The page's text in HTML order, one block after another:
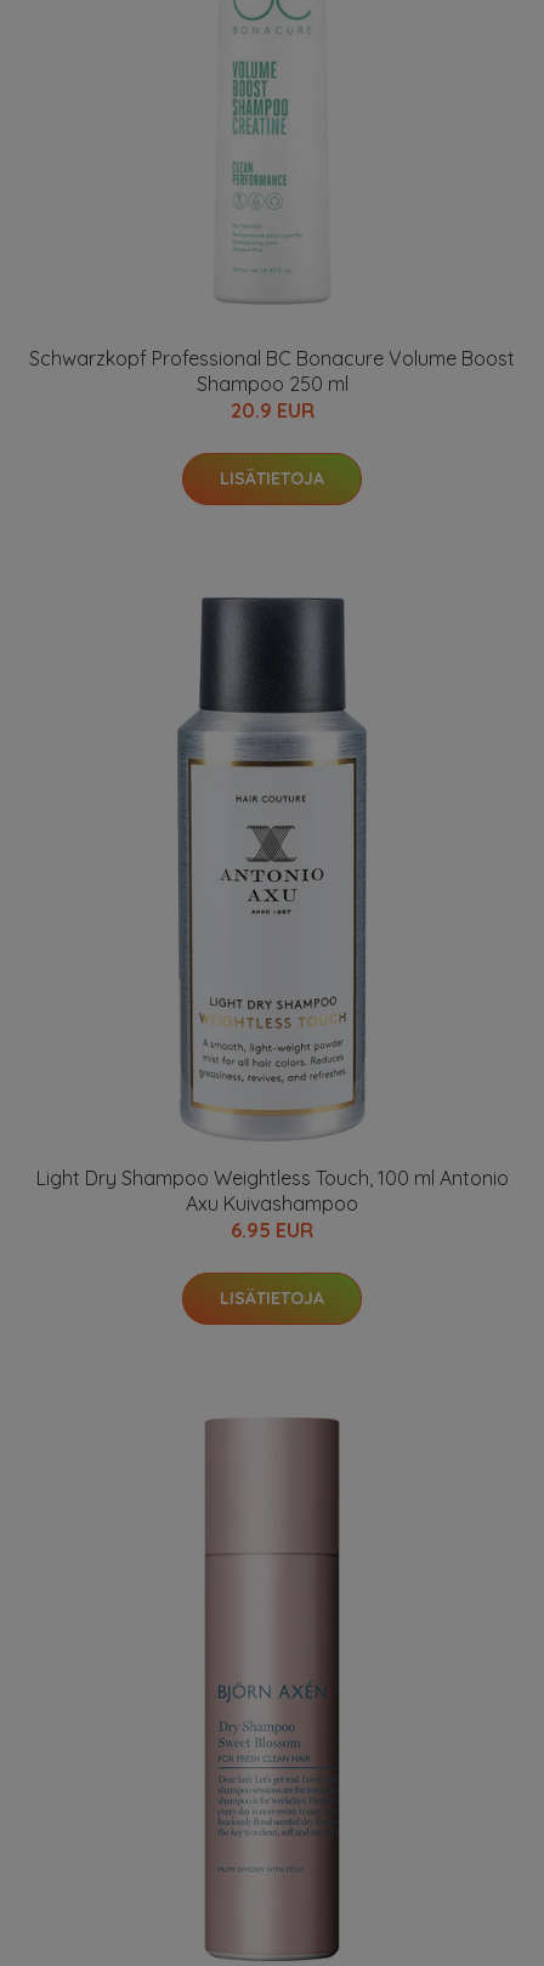
Schwarzkopf Professional BC Bonacure Volume Boost
Shampoo 250 ml
20.9 EUR
LISÄTIETOJA
Light Dry Shampoo Weightless Touch, 100 ml Antonio
Axu Kuivashampoo
6.95 EUR
LISÄTIETOJA